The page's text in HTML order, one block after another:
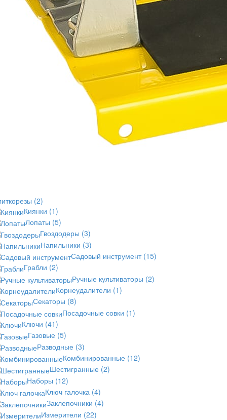
(2)
Киянки (1)
Лопаты (5)
Гвоздодеры (3)
Напильники (3)
Садовый инструмент (15)
Грабли (2)
Ручные культиваторы (2)
Корнеудалители (1)
Секаторы (8)
Посадочные совки (1)
Ключи (41)
Газовые (5)
Разводные (3)
Комбинированные (12)
Шестигранные (2)
Наборы (12)
Ключ галочка (4)
Заклепочники (4)
Измерители (22)